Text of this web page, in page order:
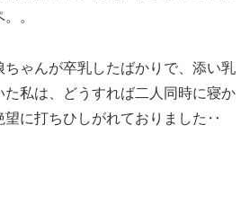
。
ゃんが卒乳したばかりで、添い乳
私は、どうすれば二人同時に寝か
望に打ちひしがれておりました‥